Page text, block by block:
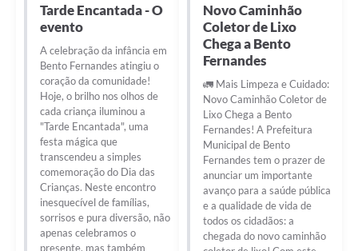
Tarde Encantada - O
evento
A celebração da infância em
Bento Fernandes atingiu o
coração da comunidade!
Hoje, o brilho nos olhos de
cada criança iluminou a
"Tarde Encantada", uma
festa mágica que
transcendeu a simples
comemoração do Dia das
Crianças. Neste encontro
inesquecível de famílias,
sorrisos e pura diversão, não
apenas celebramos o
presente, mas também
Novo Caminhão
Coletor de Lixo
Chega a Bento
Fernandes
🚛 Mais Limpeza e Cuidado:
Novo Caminhão Coletor de
Lixo Chega a Bento
Fernandes! A Prefeitura
Municipal de Bento
Fernandes tem o prazer de
anunciar um importante
avanço para a saúde pública
e a qualidade de vida de
todos os cidadãos: a
chegada do novo caminhão